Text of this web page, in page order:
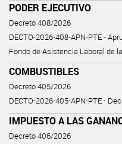
PODER EJECUTIVO
Decreto 408/2026
DECTO-2026-408-APN-PTE -
Fondo de Asistencia Laboral de
COMBUSTIBLES
Decreto 405/2026
DECTO-2026-405-APN-PTE -
IMPUESTO A LAS
Decreto 406/2026